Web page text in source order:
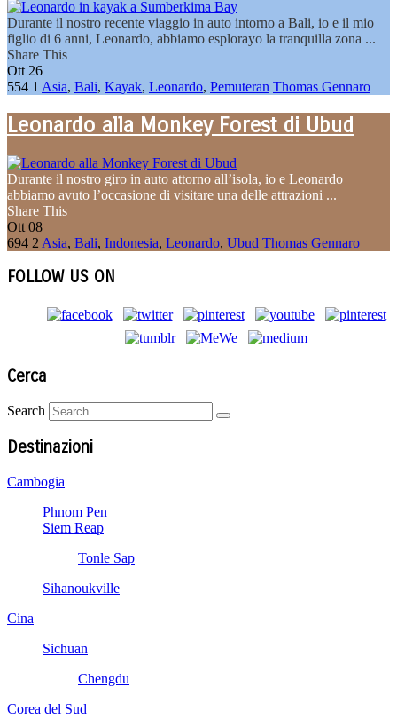
Durante il nostro recente viaggio in auto intorno a Bali, io e il mio
figlio di 6 anni, Leonardo, abbiamo esplorayo la tranquilla zona ...
Share This
Ott 26
554 1 Asia, Bali, Kayak, Leonardo, Pemuteran Thomas Gennaro
Leonardo alla Monkey Forest di Ubud
Durante il nostro giro in auto attorno all’isola, io e Leonardo
abbiamo avuto l’occasione di visitare una delle attrazioni ...
Share This
Ott 08
694 2 Asia, Bali, Indonesia, Leonardo, Ubud Thomas Gennaro
FOLLOW US ON
Cerca
Search
Destinazioni
Cambogia
Phnom Pen
Siem Reap
Tonle Sap
Sihanoukville
Cina
Sichuan
Chengdu
Corea del Sud